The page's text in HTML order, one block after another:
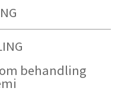
behandling